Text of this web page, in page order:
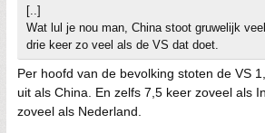
[..]
Wat lul je nou man, China stoot gruwelijk
drie keer zo veel als de VS dat doet.
Per hoofd van de bevolking stoten de VS
uit als China. En zelfs 7,5 keer zoveel als
zoveel als Nederland.